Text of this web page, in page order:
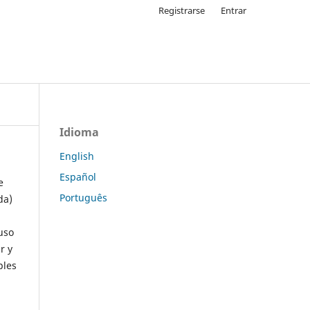
Registrarse Entrar
y
Idioma
English
Español
Português